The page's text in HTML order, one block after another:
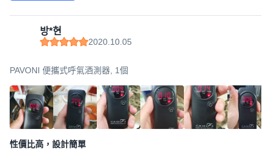
방*현
2020.10.05
PAVONI 便攜式呼氣酒測器, 1個
性價比高，設計簡單